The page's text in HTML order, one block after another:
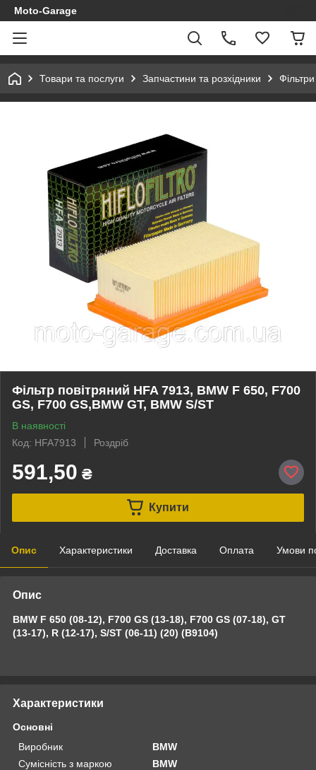
Moto-Garage
Товари та послуги Запчастини та розхідники Фільтри
Фільтр повітряний HFA 7913, BMW F 650, F700
GS, F700 GS,BMW GT, BMW S/ST
В наявності
Код: HFA7913
Роздріб
591,50 ₴
Купити
Опис Характеристики Доставка Оплата Умови
Опис
BMW F 650 (08-12), F700 GS (13-18), F700 GS (07-18), GT
(13-17), R (12-17), S/ST (06-11) (20) (B9104)
Характеристики
Основні
Виробник
BMW
Сумісність з маркою
BMW